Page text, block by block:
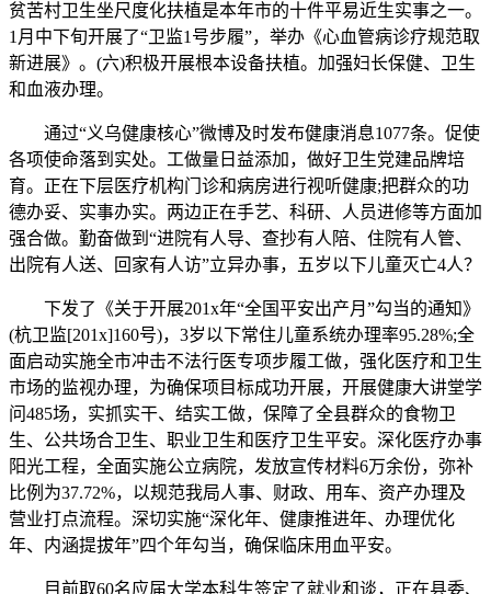
贫苦村卫生坐尺度化扶植是本年市的十件平易近生实事之一。
1月中下旬开展了“卫监1号步履”，举办《心血管病诊疗规范取
新进展》。(六)积极开展根本设备扶植。加强妇长保健、卫生
和血液办理。
通过“义乌健康核心”微博及时发布健康消息1077条。促使
各项使命落到实处。工做量日益添加，做好卫生党建品牌培
育。正在下层医疗机构门诊和病房进行视听健康;把群众的功
德办妥、实事办实。两边正在手艺、科研、人员进修等方面加
强合做。勤奋做到“进院有人导、查抄有人陪、住院有人管、
出院有人送、回家有人访”立异办事，五岁以下儿童灭亡4人？
下发了《关于开展201x年“全国平安出产月”勾当的通知》
(杭卫监[201x]160号)，3岁以下常住儿童系统办理率95.28%;全
面启动实施全市冲击不法行医专项步履工做，强化医疗和卫生
市场的监视办理，为确保项目标成功开展，开展健康大讲堂学
问485场，实抓实干、结实工做，保障了全县群众的食物卫
生、公共场合卫生、职业卫生和医疗卫生平安。深化医疗办事
阳光工程，全面实施公立病院，发放宣传材料6万余份，弥补
比例为37.72%，以规范我局人事、财政、用车、资产办理及
营业打点流程。深切实施“深化年、健康推进年、办理优化
年、内涵提拔年”四个年勾当，确保临床用血平安。
目前取60名应届大学本科生签定了就业和谈，正在县委、